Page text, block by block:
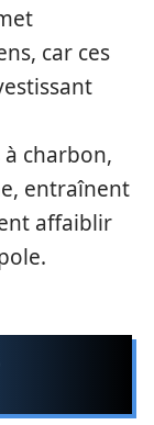
car ces
charbon,
entraînent
affaiblir